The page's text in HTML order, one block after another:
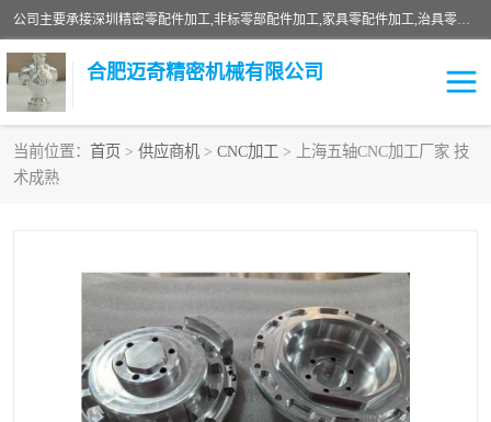
公司主要承接深圳精密零配件加工,非标零部配件加工,家具零配件加工,治具零配件加工,安徽精密零配件加工等各种各种精密机械加工，欢迎来来电咨询！
合肥迈奇精密机械有限公司
当前位置： 首页 > 供应商机 > CNC加工 > 上海五轴CNC加工厂家 技
术成熟
铣床加工
家具零配件加工
零部件机加工 机床零件加工
CNC加工 数控机床加工